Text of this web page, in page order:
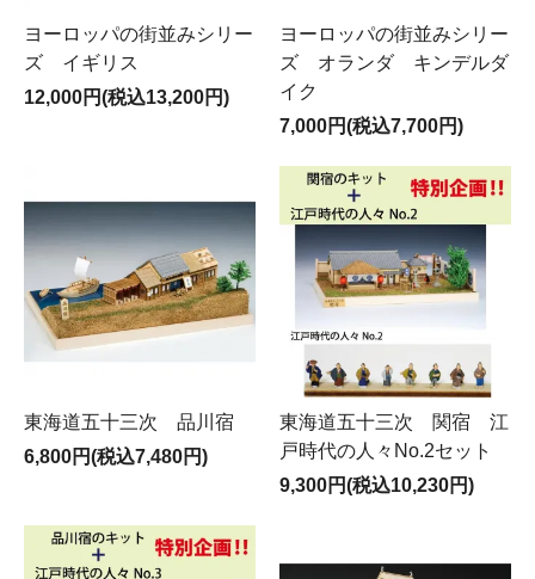
ヨーロッパの街並みシリー
ズ イギリス
12,000円(税込13,200円)
ヨーロッパの街並みシリー
ズ オランダ キンデルダ
イク
7,000円(税込7,700円)
東海道五十三次 品川宿
6,800円(税込7,480円)
東海道五十三次 関宿 江
戸時代の人々No.2セット
9,300円(税込10,230円)